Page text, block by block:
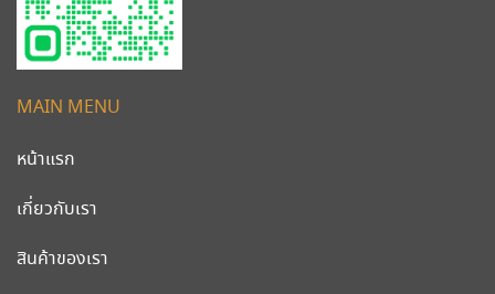
MAIN MENU
หน้าแรก
เกี่ยวกับเรา
สินค้าของเรา